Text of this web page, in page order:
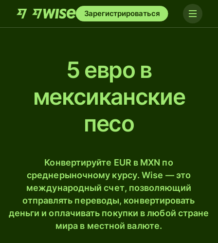
Зарегистрироваться
5 евро в
мексиканские
песо
Конвертируйте EUR в MXN по
среднерыночному курсу. Wise — это
международный счет, позволяющий
отправлять переводы, конвертировать
деньги и оплачивать покупки в любой стране
мира в местной валюте.